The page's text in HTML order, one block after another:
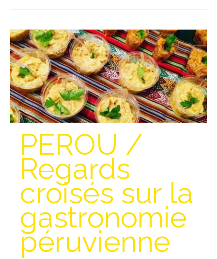
Beijing
Guilin & Yangshuo
Xi’An
Corée du Sud
Japon
Fukuoka
Kamakura
Kyoto
Mont Fuji
Nikko
Tokyo
PEROU /
Regards
croisés sur la
gastronomie
péruvienne